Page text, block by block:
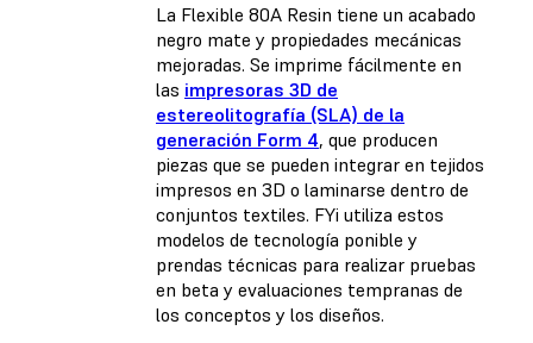
La Flexible 80A Resin tiene un acabado
negro mate y propiedades mecánicas
mejoradas. Se imprime fácilmente en
las impresoras 3D de
estereolitografía (SLA) de la
generación Form 4, que producen
piezas que se pueden integrar en tejidos
impresos en 3D o laminarse dentro de
conjuntos textiles. FYi utiliza estos
modelos de tecnología ponible y
prendas técnicas para realizar pruebas
en beta y evaluaciones tempranas de
los conceptos y los diseños.